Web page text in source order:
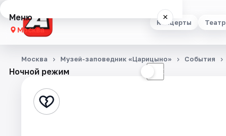
Концерты Театр
Меню ×
Москва
Концерты
Стендап
Ночной режим ☾
Москва Музей-заповедник «Царицыно» События